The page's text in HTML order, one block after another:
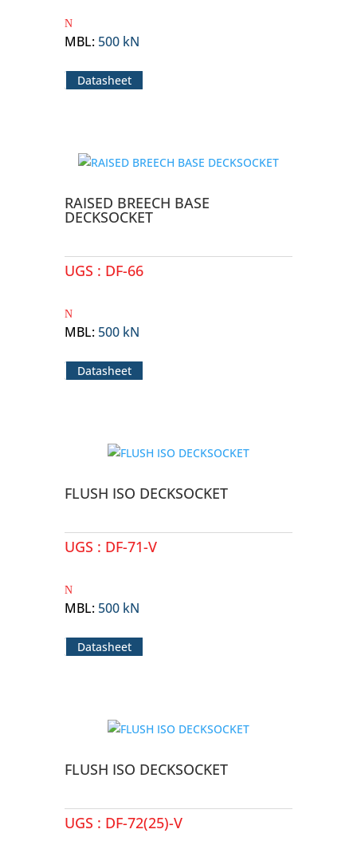
MBL: 500 kN
Datasheet
RAISED BREECH BASE
DECKSOCKET
UGS : DF-66
MBL: 500 kN
Datasheet
FLUSH ISO DECKSOCKET
UGS : DF-71-V
MBL: 500 kN
Datasheet
FLUSH ISO DECKSOCKET
UGS : DF-72(25)-V